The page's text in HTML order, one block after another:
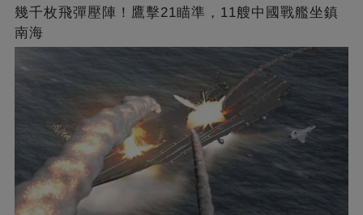
幾千枚飛彈壓陣！鷹擊21瞄準，11艘中國戰艦坐鎮
南海